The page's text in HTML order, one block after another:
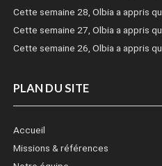
Cette semaine 28, Olbia a appris
Cette semaine 27, Olbia a appris
Cette semaine 26, Olbia a appris
PLAN DU SITE
Accueil
Missions & références